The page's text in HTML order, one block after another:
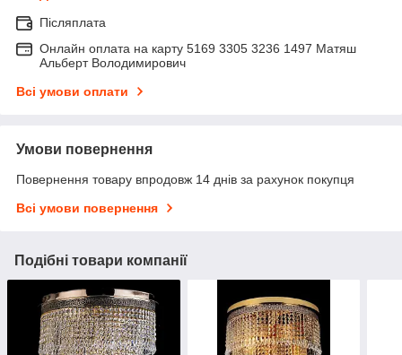
Післяплата
Онлайн оплата на карту 5169 3305 3236 1497 Матяш
Альберт Володимирович
Всі умови оплати
Умови повернення
Повернення товару впродовж 14 днів за рахунок покупця
Всі умови повернення
Подібні товари компанії